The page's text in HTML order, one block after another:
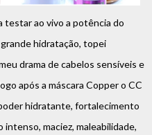
testar ao vivo a potência do
hidratação, topei
drama de cabelos sensíveis e
após a máscara Copper o CC
hidratante, fortalecimento
maciez, maleabilidade,